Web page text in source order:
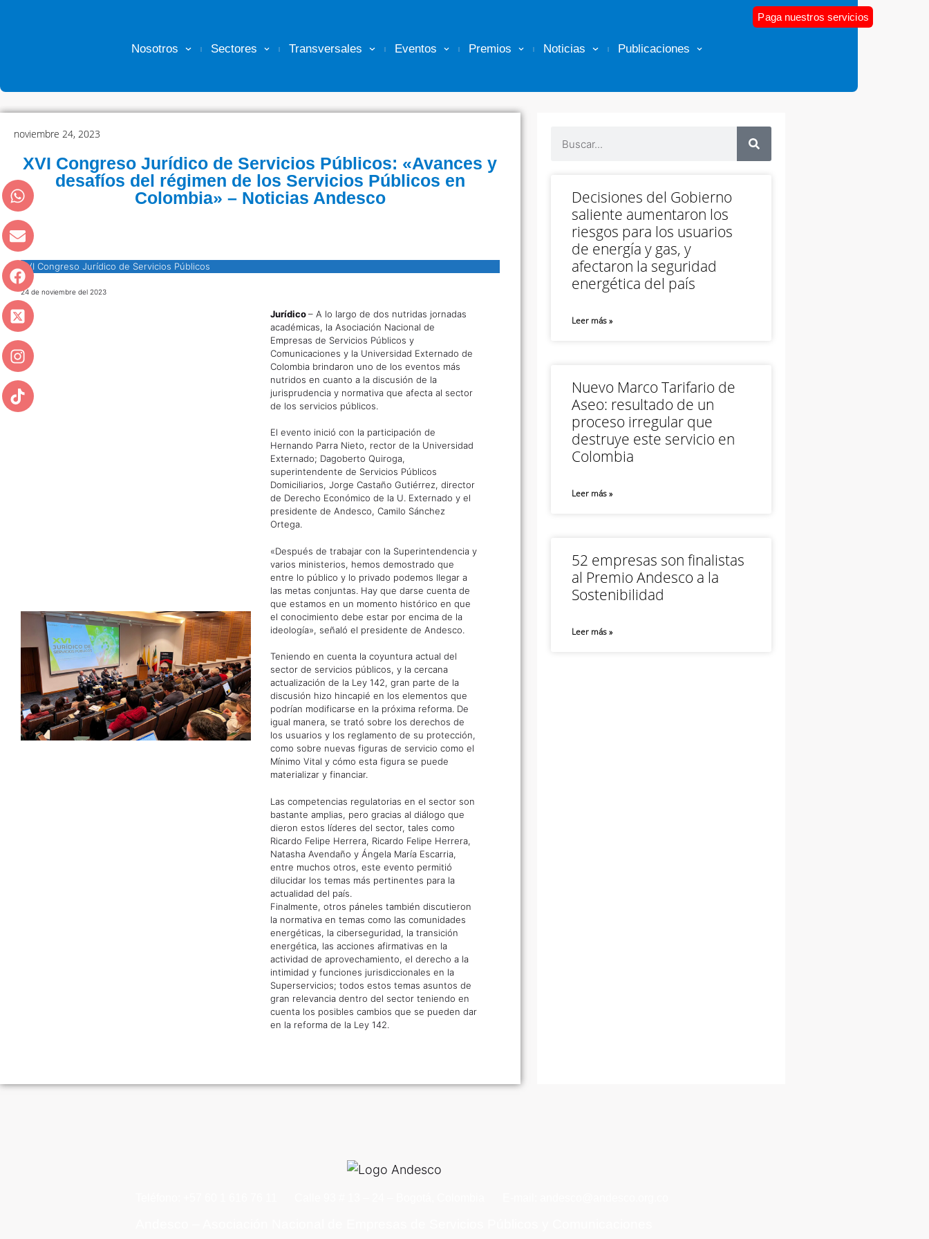
Nosotros Sectores Transversales Eventos Premios Noticias Publicaciones
Paga nuestros servicios
noviembre 24, 2023
XVI Congreso Jurídico de Servicios Públicos: «Avances y
desafíos del régimen de los Servicios Públicos en
Colombia» – Noticias Andesco
XVI Congreso Jurídico de Servicios Públicos
24 de noviembre del 2023
Jurídico– A lo largo de dos nutridas jornadas
académicas, la Asociación Nacional de
Empresas de Servicios Públicos y
Comunicaciones y la Universidad Externado de
Colombia brindaron uno de los eventos más
nutridos en cuanto a la discusión de la
jurisprudencia y normativa que afecta al sector
de los servicios públicos.
El evento inició con la participación de
Hernando Parra Nieto, rector de la Universidad
Externado; Dagoberto Quiroga,
superintendente de Servicios Públicos
Domiciliarios, Jorge Castaño Gutiérrez, director
de Derecho Económico de la U. Externado y el
presidente de Andesco, Camilo Sánchez
Ortega.
«Después de trabajar con la Superintendencia y
varios ministerios, hemos demostrado que
entre lo público y lo privado podemos llegar a
las metas conjuntas. Hay que darse cuenta de
que estamos en un momento histórico en que
el conocimiento debe estar por encima de la
ideología», señaló el presidente de Andesco.
Teniendo en cuenta la coyuntura actual del
sector de servicios públicos, y la cercana
actualización de la Ley 142, gran parte de la
discusión hizo hincapié en los elementos que
podrían modificarse en la próxima reforma. De
igual manera, se trató sobre los derechos de
los usuarios y los reglamento de su protección,
como sobre nuevas figuras de servicio como el
Mínimo Vital y cómo esta figura se puede
materializar y financiar.
Las competencias regulatorias en el sector son
bastante amplias, pero gracias al diálogo que
dieron estos líderes del sector, tales como
Ricardo Felipe Herrera, Ricardo Felipe Herrera,
Natasha Avendaño y Ángela María Escarria,
entre muchos otros, este evento permitió
dilucidar los temas más pertinentes para la
actualidad del país.
Finalmente, otros páneles también discutieron
la normativa en temas como las comunidades
energéticas, la ciberseguridad, la transición
energética, las acciones afirmativas en la
actividad de aprovechamiento, el derecho a la
intimidad y funciones jurisdiccionales en la
Superservicios; todos estos temas asuntos de
gran relevancia dentro del sector teniendo en
cuenta los posibles cambios que se pueden dar
en la reforma de la Ley 142.
Decisiones del Gobierno
saliente aumentaron los
riesgos para los usuarios
de energía y gas, y
afectaron la seguridad
energética del país
Leer más »
Nuevo Marco Tarifario de
Aseo: resultado de un
proceso irregular que
destruye este servicio en
Colombia
Leer más »
52 empresas son finalistas
al Premio Andesco a la
Sostenibilidad
Leer más »